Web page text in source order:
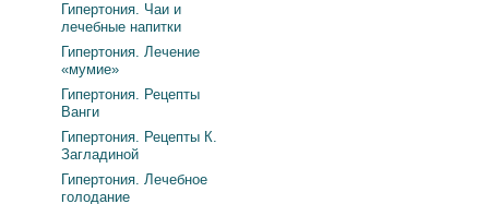
Гипертония. Чаи и
лечебные напитки
Гипертония. Лечение
«мумие»
Гипертония. Рецепты
Ванги
Гипертония. Рецепты К.
Загладиной
Гипертония. Лечебное
голодание